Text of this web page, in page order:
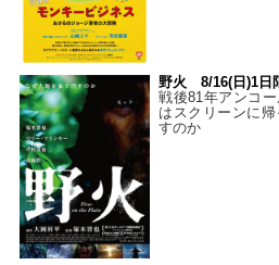
野火 8/16(日)1日
戦後81年アンコー
はスクリーンに
すのか